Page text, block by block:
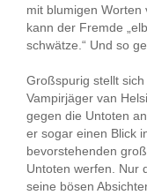
mit blumigen
kann der Fremde
schwätze.“ Und so
Großspurig stellt
Vampirjäger van
gegen die Untoten
er sogar einen Blick
bevorstehenden
Untoten werfen. Nur
seine bösen